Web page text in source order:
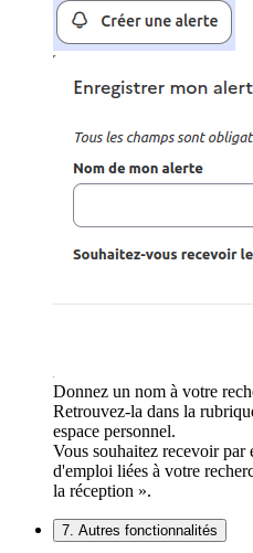
Donnez un nom à votre
Retrouvez-la dans la
espace personnel.
Vous souhaitez recevoir
d'emploi liées à votre
la réception ».
7. Autres fonctionnalités